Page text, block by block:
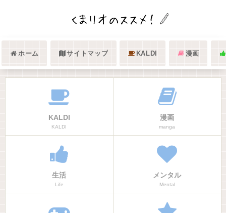
ホーム サイトマップ KALDI 漫画
KALDI
KALDI
漫画
manga
生活
Life
メンタル
Mental